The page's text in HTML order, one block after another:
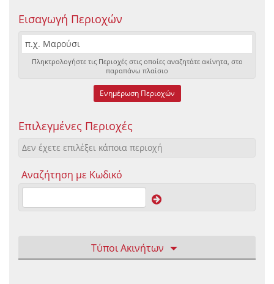
Εισαγωγή Περιοχών
Πληκτρολογήστε τις Περιοχές στις οποίες αναζητάτε ακίνητα, στο
παραπάνω πλαίσιο
Ενημέρωση Περιοχών
Επιλεγμένες Περιοχές
Δεν έχετε επιλέξει κάποια περιοχή
Αναζήτηση με Κωδικό
Τύποι Ακινήτων